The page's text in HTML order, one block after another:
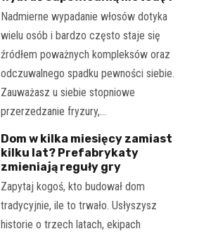
Nadmierne wypadanie włosów dotyka
wielu osób i bardzo często staje się
źródłem poważnych kompleksów oraz
odczuwalnego spadku pewności siebie.
Zauważasz u siebie stopniowe
przerzedzanie fryzury,…
Dom w kilka miesięcy zamiast
kilku lat? Prefabrykaty
zmieniają reguły gry
Zapytaj kogoś, kto budował dom
tradycyjnie, ile to trwało. Usłyszysz
historie o trzech latach, ekipach